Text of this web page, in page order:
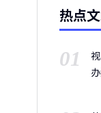
热点
01